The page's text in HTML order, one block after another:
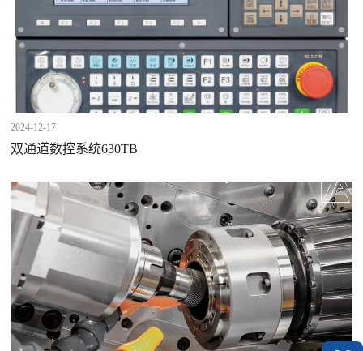
2024-12-17
双通道数控系统630TB